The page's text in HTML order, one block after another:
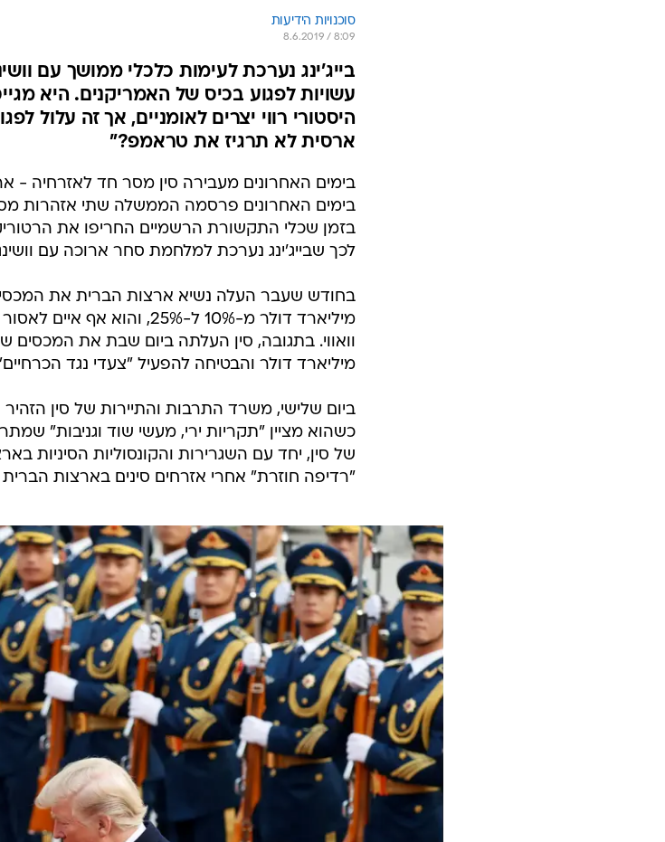
סוכנויות הידיעות
8.6.2019 / 8:09
בייג'ינג נערכת לעימות כלכלי ממושך עם
עשויות לפגוע בכיס של האמריקנים. היא
היסטורי רווי יצרים לאומניים, אך זה עלול
ארסית לא תרגיז את טראמפ?"
בימים האחרונים מעבירה סין מסר חד לאזרחיה -
בימים האחרונים פרסמה הממשלה שתי אזהרות
בזמן שכלי התקשורת הרשמיים החריפו את
לכך שבייג'ינג נערכת למלחמת סחר ארוכה עם
מיליארד דולר מ-10% ל-
מיליארד דולר והבטיחה להפעיל "צעדי נגד
ביום שלישי, משרד התרבות והתיירות של סין
כשהוא מציין "תקריות ירי, מעשי שוד וגניבות"
של סין, יחד עם השגרירות והקונסוליות הסיניות
"רדיפה חוזרת" אחרי אזרחים סינים בארצות הברית